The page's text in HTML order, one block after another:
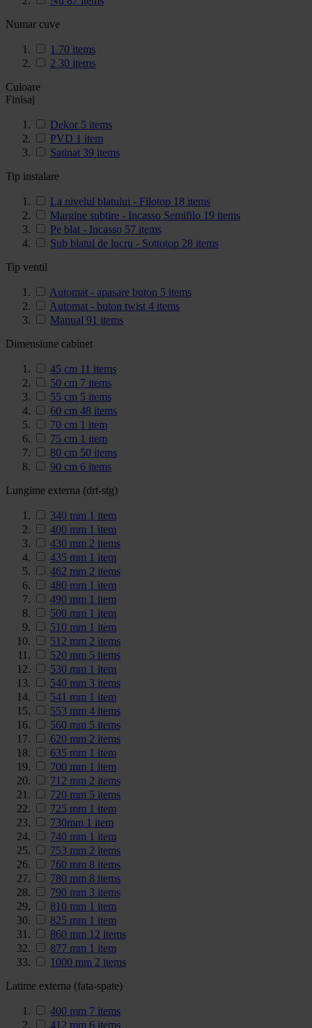
Numar cuve
1 70 items
2 30 items
Culoare
Finisaj
Dekor 5 items
PVD 1 item
Satinat 39 items
Tip instalare
La nivelul blatului - Filotop 18 items
Margine subtire - Incasso Semifilo 19 items
Pe blat - Incasso 57 items
Sub blatul de lucru - Sottotop 28 items
Tip ventil
Automat - apasare buton 5 items
Automat - buton twist 4 items
Manual 91 items
Dimensiune cabinet
45 cm 11 items
50 cm 7 items
55 cm 5 items
60 cm 48 items
70 cm 1 item
75 cm 1 item
80 cm 50 items
90 cm 6 items
Lungime externa (drt-stg)
340 mm 1 item
400 mm 1 item
430 mm 2 items
435 mm 1 item
462 mm 2 items
480 mm 1 item
490 mm 1 item
500 mm 1 item
510 mm 1 item
512 mm 2 items
520 mm 5 items
530 mm 1 item
540 mm 3 items
541 mm 1 item
553 mm 4 items
560 mm 5 items
620 mm 2 items
635 mm 1 item
700 mm 1 item
712 mm 2 items
720 mm 5 items
725 mm 1 item
730mm 1 item
740 mm 1 item
753 mm 2 items
760 mm 8 items
780 mm 8 items
790 mm 3 items
810 mm 1 item
825 mm 1 item
860 mm 12 items
877 mm 1 item
1000 mm 2 items
Latime externa (fata-spate)
400 mm 7 items
412 mm 6 items